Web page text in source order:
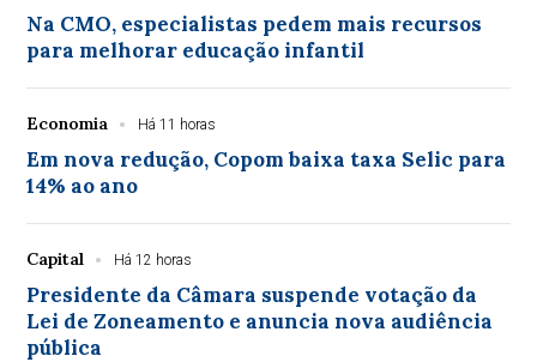
Na CMO, especialistas pedem mais recursos
para melhorar educação infantil
Economia Há 11 horas
Em nova redução, Copom baixa taxa Selic para
14% ao ano
Capital Há 12 horas
Presidente da Câmara suspende votação da
Lei de Zoneamento e anuncia nova audiência
pública